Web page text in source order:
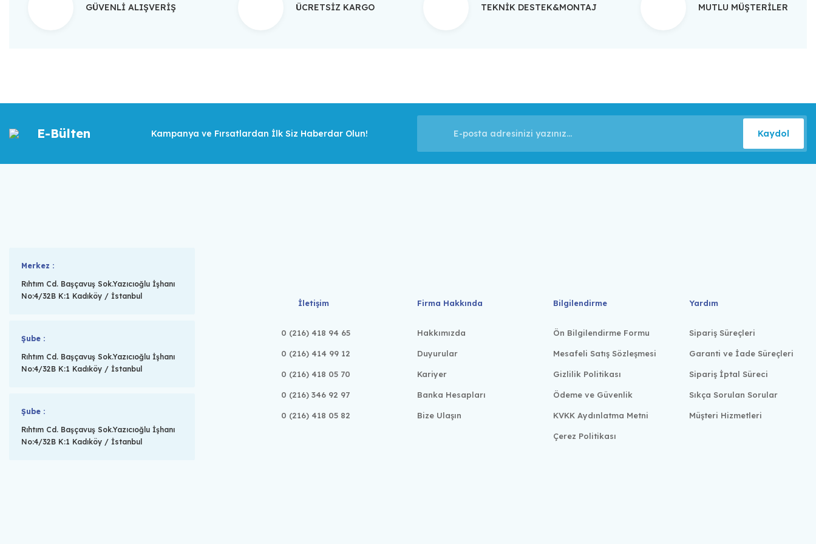
GÜVENLİ ALIŞVERİŞ ÜCRETSİZ KARGO TEKNİK DESTEK&MONTAJ MUTLU MÜŞTERİLER
E-Bülten Kampanya ve Fırsatlardan İlk Siz Haberdar Olun! Kaydol
Merkez :
Rıhtım Cd. Başçavuş Sok.Yazıcıoğlu İşhanı
No:4/32B K:1 Kadıköy / İstanbul
Şube :
Rıhtım Cd. Başçavuş Sok.Yazıcıoğlu İşhanı
No:4/32B K:1 Kadıköy / İstanbul
Şube :
Rıhtım Cd. Başçavuş Sok.Yazıcıoğlu İşhanı
No:4/32B K:1 Kadıköy / İstanbul
İletişim
0 (216) 418 94 65
0 (216) 414 99 12
0 (216) 418 05 70
0 (216) 346 92 97
0 (216) 418 05 82
Firma Hakkında
Hakkımızda
Duyurular
Kariyer
Banka Hesapları
Bize Ulaşın
Bilgilendirme
Ön Bilgilendirme Formu
Mesafeli Satış Sözleşmesi
Gizlilik Politikası
Ödeme ve Güvenlik
KVKK Aydınlatma Metni
Çerez Politikası
Yardım
Sipariş Süreçleri
Garanti ve İade Süreçleri
Sipariş İptal Süreci
Sıkça Sorulan Sorular
Müşteri Hizmetleri